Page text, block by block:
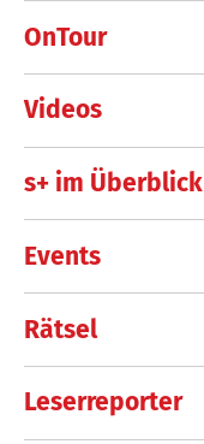
OnTour
Videos
s+ im Überblick
Events
Rätsel
Leserreporter